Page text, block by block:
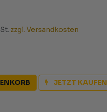
zzgl. Versandkosten
JETZT KAUFEN